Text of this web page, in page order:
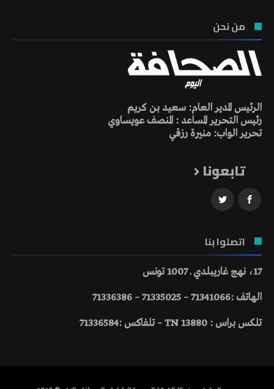
من نحن
الرئيس المدير العام: سعيد بن كريم
رئيس التحرير المساعد : المنصف عويساوي
تحرير الواب: منيرة رزقي
تابعونا
اتصلوا بنا
17، نهج غاريبلدي ـ 1007 تونس
الهاتف :71341066 – 71335025 – 71336386
تلكس براس : 13880 TN – تلفاكس :71336584